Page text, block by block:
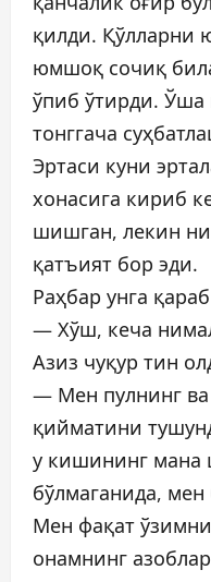
қилди. Қўлларни
юмшоқ сочиқ
ўпиб ўтирди. Ўша
тонггача
Эртаси куни
хонасига кириб
шишган, лекин
қатъият бор эди.
Раҳбар унга
— Хўш, кеча
Азиз чуқур тин
— Мен пулнинг ва
қийматини
у кишининг мана
бўлмаганида,
Мен фақат
онамнинг